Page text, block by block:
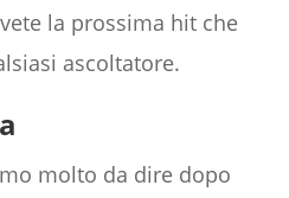
la prossima hit che
ascoltatore.
molto da dire dopo